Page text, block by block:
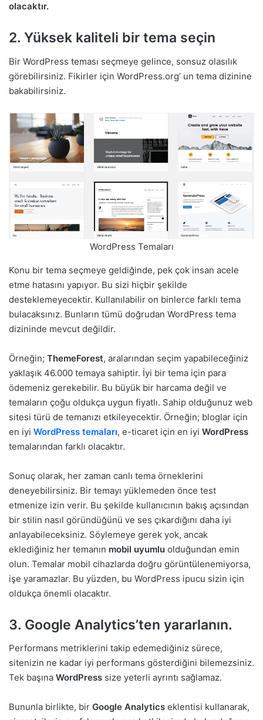
olacaktır.
2. Yüksek kaliteli bir tema seçin
Bir WordPress teması seçmeye gelince, sonsuz olasılık
görebilirsiniz. Fikirler için WordPress.org’ un tema dizinine
bakabilirsiniz.
WordPress Temaları
Konu bir tema seçmeye geldiğinde, pek çok insan acele
etme hatasını yapıyor. Bu sizi hiçbir şekilde
desteklemeyecektir. Kullanılabilir on binlerce farklı tema
bulacaksınız. Bunların tümü doğrudan WordPress tema
dizininde mevcut değildir.
Örneğin; ThemeForest, aralarından seçim yapabileceğiniz
yaklaşık 46.000 temaya sahiptir. İyi bir tema için para
ödemeniz gerekebilir. Bu büyük bir harcama değil ve
temaların çoğu oldukça uygun fiyatlı. Sahip olduğunuz web
sitesi türü de temanızı etkileyecektir. Örneğin; bloglar için
en iyi WordPress temaları, e-ticaret için en iyi WordPress
temalarından farklı olacaktır.
Sonuç olarak, her zaman canlı tema örneklerini
deneyebilirsiniz. Bir temayı yüklemeden önce test
etmenize izin verir. Bu şekilde kullanıcının bakış açısından
bir stilin nasıl göründüğünü ve ses çıkardığını daha iyi
anlayabileceksiniz. Söylemeye gerek yok, ancak
eklediğiniz her temanın mobil uyumlu olduğundan emin
olun. Temalar mobil cihazlarda doğru görüntülenemiyorsa,
işe yaramazlar. Bu yüzden, bu WordPress ipucu sizin için
oldukça önemli olacaktır.
3. Google Analytics’ten yararlanın.
Performans metriklerini takip edemediğiniz sürece,
sitenizin ne kadar iyi performans gösterdiğini bilemezsiniz.
Tek başına WordPress size yeterli ayrıntı sağlamaz.
Bununla birlikte, bir Google Analytics eklentisi kullanarak,